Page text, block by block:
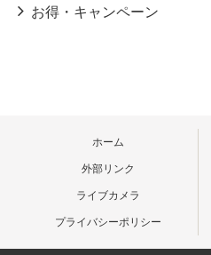
お得・キャンペーン
ホーム
外部リンク
ライブカメラ
プライバシーポリシー